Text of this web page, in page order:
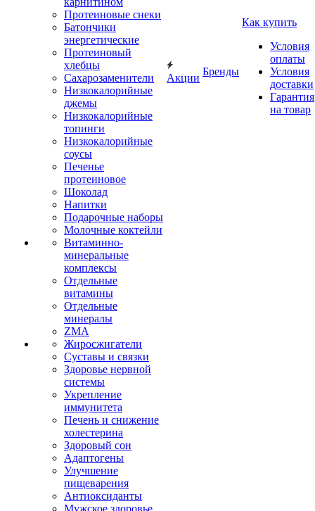
Протеиновые снеки
Батончики
энергетические
Протеиновый
хлебцы
Сахарозаменители
Низкокалорийные
джемы
Низкокалорийные
топинги
Низкокалорийные
соусы
Печенье
протеиновое
Шоколад
Напитки
Подарочные наборы
Молочные коктейли
Витаминно-
минеральные
комплексы
Отдельные
витамины
Отдельные
минералы
ZMA
Жиросжигатели
Суставы и связки
Здоровье нервной
системы
Укрепление
иммунитета
Печень и снижение
холестерина
Здоровый сон
Адаптогены
Улучшение
пищеварения
Антиоксиданты
Мужское здоровье
Акции
Бренды
Как купить
Условия
оплаты
Условия
доставки
Гарантия
на товар